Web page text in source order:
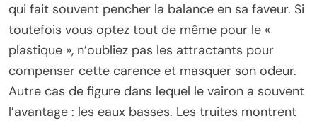
qui fait souvent pencher la balance en sa faveur. Si
toutefois vous optez tout de même pour le «
plastique », n’oubliez pas les attractants pour
compenser cette carence et masquer son odeur.
Autre cas de figure dans lequel le vairon a souvent
l’avantage : les eaux basses. Les truites montrent